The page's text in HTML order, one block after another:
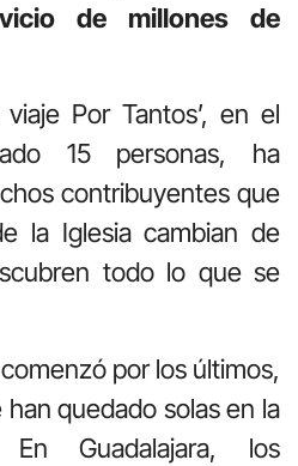
de millones de
Por Tantos’, en el
15 personas, ha
contribuyentes que
la Iglesia cambian de
todo lo que se
por los últimos,
quedado solas en la
En Guadalajara, los